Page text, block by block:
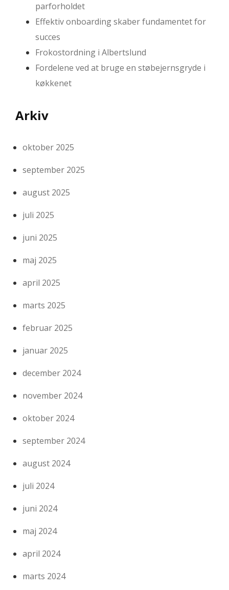
parforholdet
Effektiv onboarding skaber fundamentet for
succes
Frokostordning i Albertslund
Fordelene ved at bruge en støbejernsgryde i
køkkenet
Arkiv
oktober 2025
september 2025
august 2025
juli 2025
juni 2025
maj 2025
april 2025
marts 2025
februar 2025
januar 2025
december 2024
november 2024
oktober 2024
september 2024
august 2024
juli 2024
juni 2024
maj 2024
april 2024
marts 2024